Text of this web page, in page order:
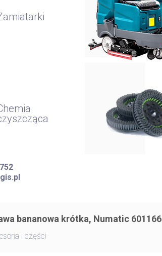
bananowa krótka, Numatic 601166
i części